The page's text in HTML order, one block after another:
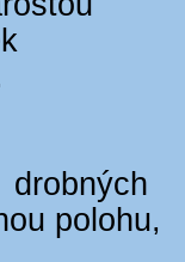
drobných
polohu,